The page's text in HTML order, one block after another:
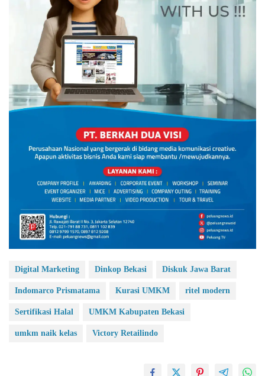
Digital Marketing Dinkop Bekasi Diskuk Jawa Barat
Indomarco Prismatama Kurasi UMKM ritel modern
Sertifikasi Halal UMKM Kabupaten Bekasi
umkm naik kelas Victory Retailindo